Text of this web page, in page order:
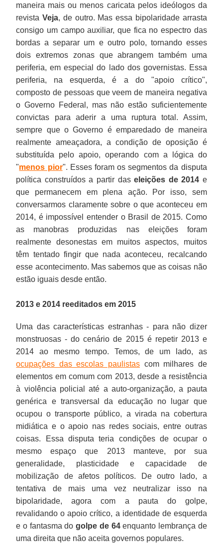
maneira mais ou menos caricata pelos ideólogos da
revistaVeja, de outro. Mas essa bipolaridade arrasta
consigo um campo auxiliar, que fica no espectro das
bordas a separar um e outro polo, tornando esses
dois extremos zonas que abrangem também uma
periferia, em especial do lado dos governistas. Essa
periferia, na esquerda, é a do "apoio crítico",
composto de pessoas que veem de maneira negativa
o Governo Federal, mas não estão suficientemente
convictas para aderir a uma ruptura total. Assim,
sempre que o Governo é emparedado de maneira
realmente ameaçadora, a condição de oposição é
substituída pelo apoio, operando com a lógica do
"menos pior". Esses foram os segmentos da disputa
política construídos a partir daseleições de 2014 e
que permanecem em plena ação. Por isso, sem
conversarmos claramente sobre o que aconteceu em
2014, é impossível entender o Brasil de 2015. Como
as manobras produzidas nas eleições foram
realmente desonestas em muitos aspectos, muitos
têm tentado fingir que nada aconteceu, recalcando
esse acontecimento. Mas sabemos que as coisas não
estão iguais desde então.
2013 e 2014 reeditados em 2015
Uma das características estranhas - para não dizer
monstruosas - do cenário de 2015 é repetir 2013 e
2014 ao mesmo tempo. Temos, de um lado, as
ocupações das escolas paulistas com milhares de
elementos em comum com 2013, desde a resistência
à violência policial até a auto-organização, a pauta
genérica e transversal da educação no lugar que
ocupou o transporte público, a virada na cobertura
midiática e o apoio nas redes sociais, entre outras
coisas. Essa disputa teria condições de ocupar o
mesmo espaço que 2013 manteve, por sua
generalidade, plasticidade e capacidade de
mobilização de afetos políticos. De outro lado, a
tentativa de mais uma vez neutralizar isso na
bipolaridade, agora com a pauta do golpe,
revalidando o apoio crítico, a identidade de esquerda
e o fantasma dogolpe de 64enquanto lembrança de
uma direita que não aceita governos populares.